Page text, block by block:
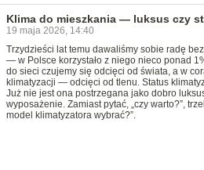
Klima do mieszkania — luksus czy
19 maja 2026, 14:40
Trzydzieści lat temu dawaliśmy sobie radę
— w Polsce korzystało z niego nieco ponad
do sieci czujemy się odcięci od świata, a w
klimatyzacji — odcięci od tlenu. Status
Już nie jest ona postrzegana jako dobro
wyposażenie. Zamiast pytać, „czy warto?”,
model klimatyzatora wybrać?”.